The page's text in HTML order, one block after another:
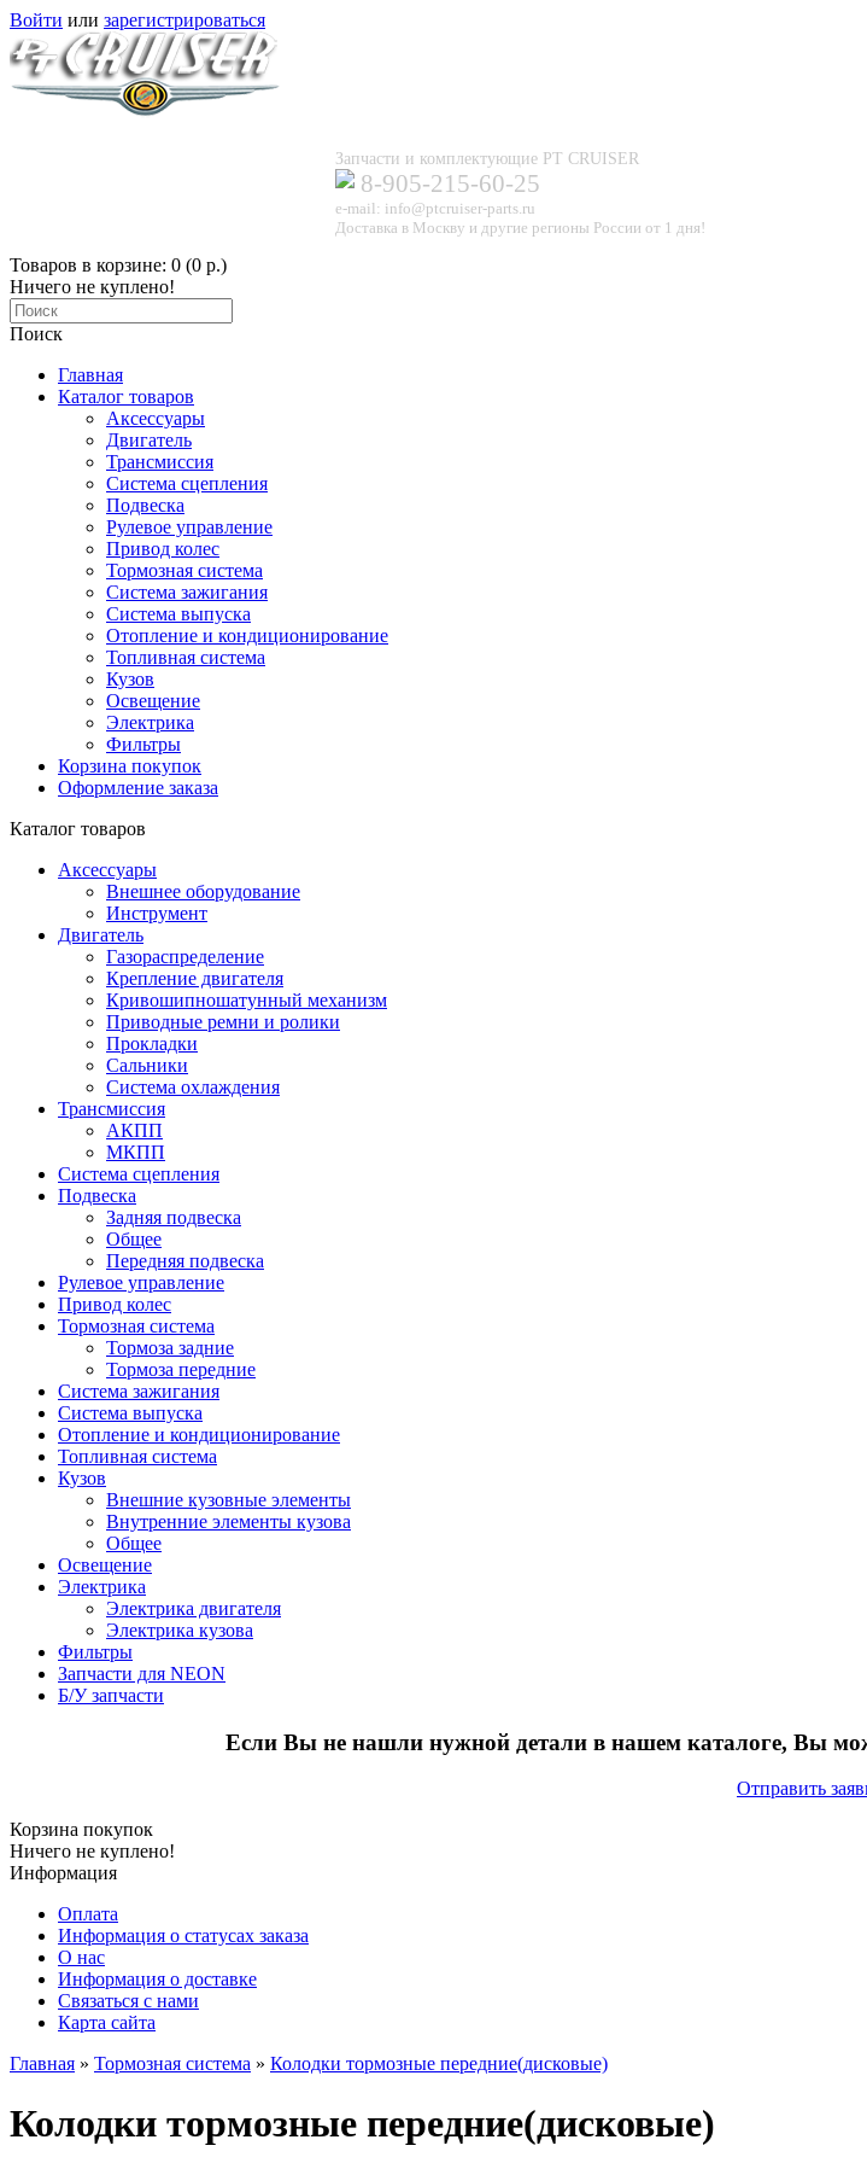
Войти или зарегистрироваться
Запчасти и комплектующие PT CRUISER
8-905-215-60-25
e-mail: info@ptcruiser-parts.ru
Доставка в Москву и другие регионы России от 1 дня!
Товаров в корзине: 0 (0 р.)
Ничего не куплено!
Поиск
Главная
Каталог товаров
Аксессуары
Двигатель
Трансмиссия
Система сцепления
Подвеска
Рулевое управление
Привод колес
Тормозная система
Система зажигания
Система выпуска
Отопление и кондиционирование
Топливная система
Кузов
Освещение
Электрика
Фильтры
Корзина покупок
Оформление заказа
Каталог товаров
Аксессуары
Внешнее оборудование
Инструмент
Двигатель
Газораспределение
Крепление двигателя
Кривошипношатунный механизм
Приводные ремни и ролики
Прокладки
Сальники
Система охлаждения
Трансмиссия
АКПП
МКПП
Система сцепления
Подвеска
Задняя подвеска
Общее
Передняя подвеска
Рулевое управление
Привод колес
Тормозная система
Тормоза задние
Тормоза передние
Система зажигания
Система выпуска
Отопление и кондиционирование
Топливная система
Кузов
Внешние кузовные элементы
Внутренние элементы кузова
Общее
Освещение
Электрика
Электрика двигателя
Электрика кузова
Фильтры
Запчасти для NEON
Б/У запчасти
Если Вы не нашли нужной детали в нашем каталоге, Вы
Отправить
Корзина покупок
Ничего не куплено!
Информация
Оплата
Информация о статусах заказа
О нас
Информация о доставке
Связаться с нами
Карта сайта
Главная » Тормозная система » Колодки тормозные передние(дисковые)
Колодки тормозные передние(дисковые)